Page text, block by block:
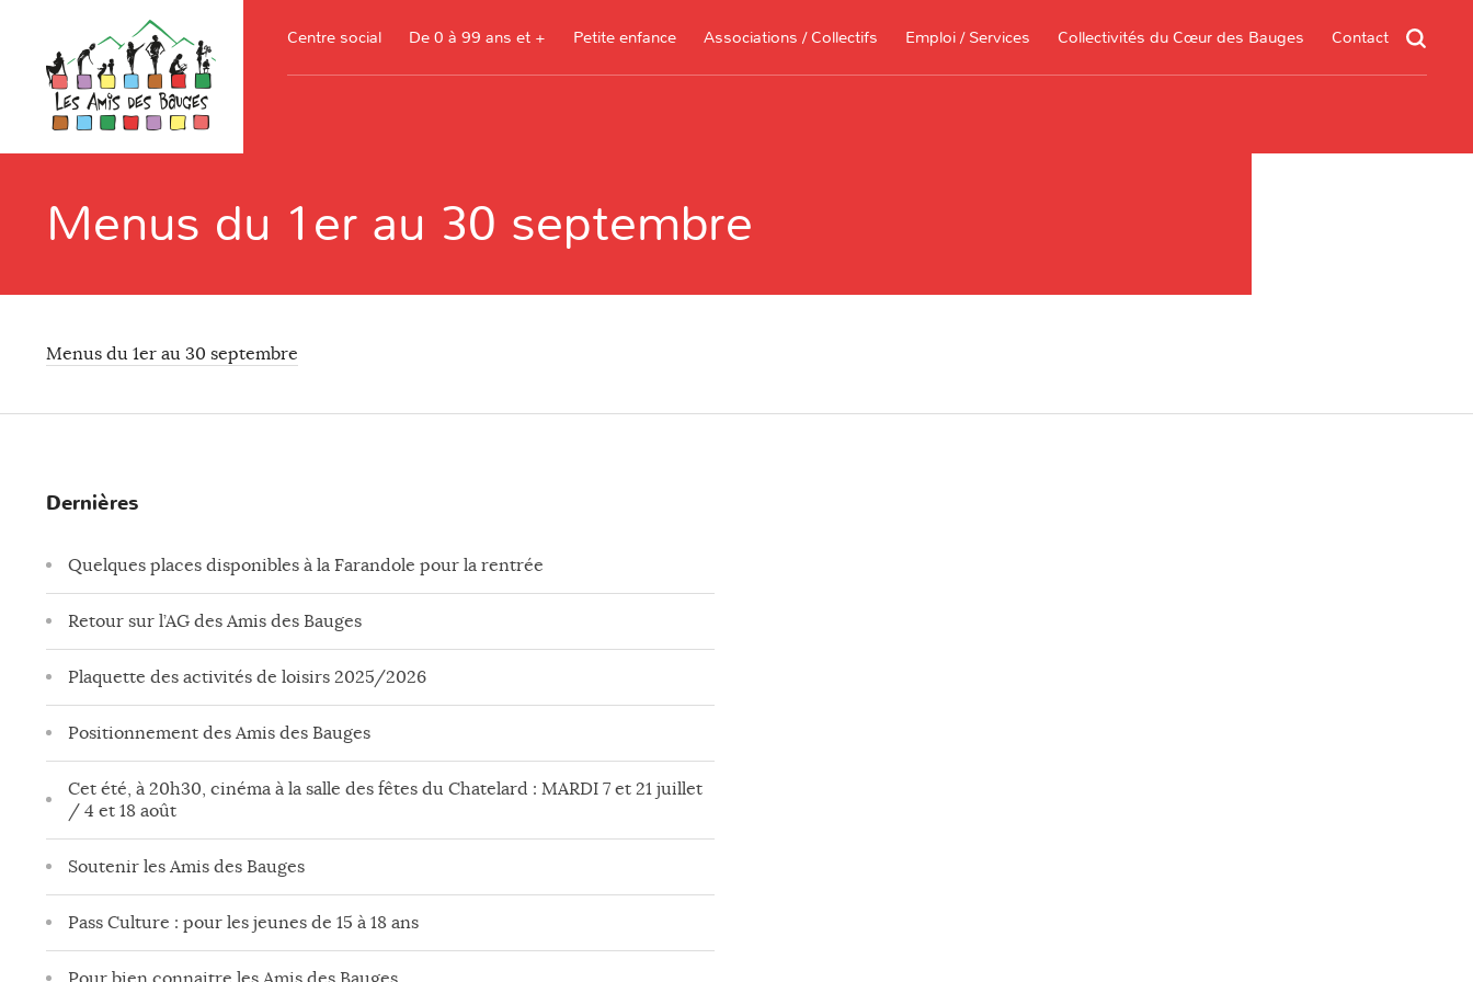
Centre social De 0 à 99 ans et + Petite enfance
assistantes maternelles
Associations / Collectifs Emploi / Services Collectivités du Cœur des Bauges Contact
Menus du 1er au 30 septembre
Menus du 1er au 30 septembre
Dernières
Quelques places disponibles à la Farandole pour la rentrée
Retour sur l’AG des Amis des Bauges
Plaquette des activités de loisirs 2025/2026
Positionnement des Amis des Bauges
Cet été, à 20h30, cinéma à la salle des fêtes du Chatelard : MARDI 7 et 21 juillet
/ 4 et 18 août
Soutenir les Amis des Bauges
Pass Culture : pour les jeunes de 15 à 18 ans